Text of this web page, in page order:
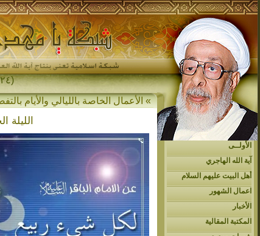
(٤٢٤) إِذَا قَامَ قَائِمُ آلِ مُحَمَّدٍ، جَمَعَ اللهُ لَهُ أَهْلَ المَشْرِقِ وَأَهْلَ ال-
الأولــى
آية الله الهاجري
أهل البيت عليهم السلام
اعمال الشهور
الأخبار
المكتبة المقالية
» الأعمال الخاصة بالليالي والأيام